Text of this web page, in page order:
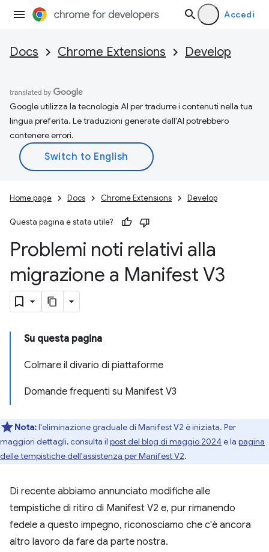
Accedi
Docs Chrome Extensions Develop
Google utilizza la tecnologia AI per tradurre i contenuti nella tua
lingua preferita. Le traduzioni generate dall'AI potrebbero
contenere errori.
Home page Docs Chrome Extensions Develop
Questa pagina è stata utile?
Problemi noti relativi alla
migrazione a Manifest V3
Su questa pagina
Colmare il divario di piattaforme
Domande frequenti su Manifest V3
Nota:l'eliminazione graduale di Manifest V2 è iniziata. Per
maggiori dettagli, consulta il post del blog di maggio 2024e la pagina
delle tempistiche dell'assistenza per Manifest V2.
Di recente abbiamo annunciato modifiche alle
tempistiche di ritiro di Manifest V2 e, pur rimanendo
fedele a questo impegno, riconosciamo che c'è ancora
altro lavoro da fare da parte nostra.